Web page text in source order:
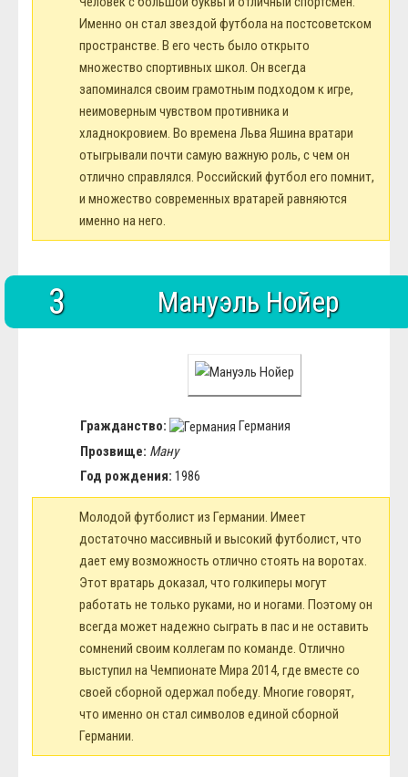
Именно он стал звездой футбола на постсоветском
пространстве. В его честь было открыто
множество спортивных школ. Он всегда
запоминался своим грамотным подходом к игре,
неимоверным чувством противника и
хладнокровием. Во времена Льва Яшина вратари
отыгрывали почти самую важную роль, с чем он
отлично справлялся. Российский футбол его помнит,
и множество современных вратарей равняются
именно на него.
3 Мануэль Нойер
Гражданство:
Германия
Прозвище: Ману
Год рождения: 1986
Молодой футболист из Германии. Имеет
достаточно массивный и высокий футболист, что
дает ему возможность отлично стоять на воротах.
Этот вратарь доказал, что голкиперы могут
работать не только руками, но и ногами. Поэтому он
всегда может надежно сыграть в пас и не оставить
сомнений своим коллегам по команде. Отлично
выступил на Чемпионате Мира 2014, где вместе со
своей сборной одержал победу. Многие говорят,
что именно он стал символов единой сборной
Германии.